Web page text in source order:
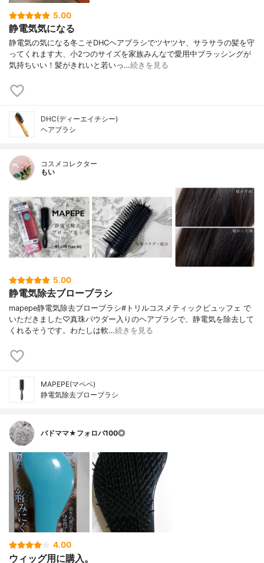
5.00
静電気気になる
静電気の気になる冬こそDHCヘアブラシでツヤツヤ、サラサラの髪を守
ってくれます大、小2つのサイズを家族みんなで愛用中ブラッシングが
気持ちいい！髪がきれいと若いっ…続きを見る
DHC(ディーエイチシー)
ヘアブラシ
コスメコレクター
もい
5.00
静電気除去ブローブラシ
mapepe静電気除去ブローブラシ#トリルコスメティックビュッフェ で
いただきました♡真珠パウダー入りのヘアブラシで、静電気を除去して
くれるそうです。わたしは軟…続きを見る
MAPEPE(マペペ)
静電気除去ブローブラシ
バドママ★フォロバ100◎
4.00
ウィッグ用に購入。